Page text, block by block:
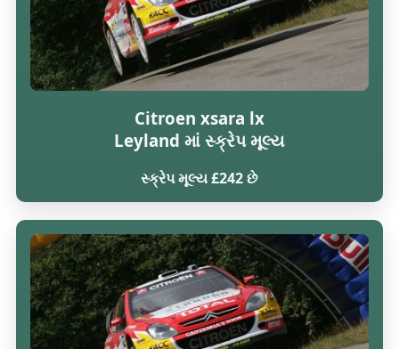
Citroen xsara lx
Leyland માં સ્ક્રેપ મૂલ્ય
સ્ક્રેપ મૂલ્ય £242 છે